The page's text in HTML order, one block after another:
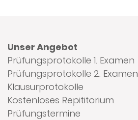
Unser Angebot
Prüfungsprotokolle 1. Examen
Prüfungsprotokolle 2. Examen
Klausurprotokolle
Kostenloses Repititorium
Prüfungstermine